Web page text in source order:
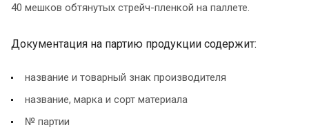
40 мешков обтянутых стрейч-пленкой на паллете.
Документация на партию продукции содержит:
название и товарный знак производителя
название, марка и сорт материала
№ партии